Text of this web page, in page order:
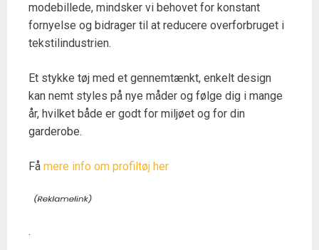
modebillede, mindsker vi behovet for konstant
fornyelse og bidrager til at reducere overforbruget i
tekstilindustrien.
Et stykke tøj med et gennemtænkt, enkelt design
kan nemt styles på nye måder og følge dig i mange
år, hvilket både er godt for miljøet og for din
garderobe.
Få mere info om profiltøj her
.